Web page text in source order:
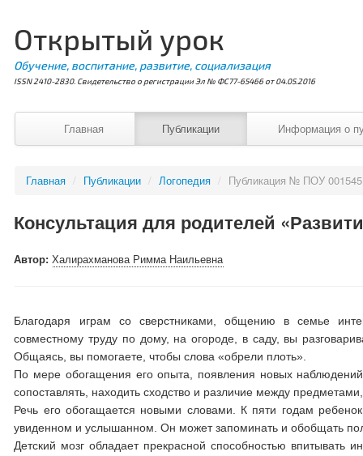
Открытый урок
Обучение, воспитание, развитие, социализация
ISSN 2410-2830. Свидетельство о регистрации Эл № ФС77-65466 от 04.05.2016
Главная Публикации Информация о
Главная / Публикации / Логопедия / Публикация № ПОУ 001545
Консультация для родителей
Автор:Халирахманова Римма Наильевна
Благодаря играм со сверстниками, общению в семье
совместному труду по дому, на огороде, в саду, вы
Общаясь, вы помогаете, чтобы слова «обрели плоть».
По мере обогащения его опыта, появления новых
сопоставлять, находить сходство и различие между
Речь его обогащается новыми словами. К пяти годам
увиденном и услышанном. Он может запоминать и обобщать
Детский мозг обладает прекрасной способностью